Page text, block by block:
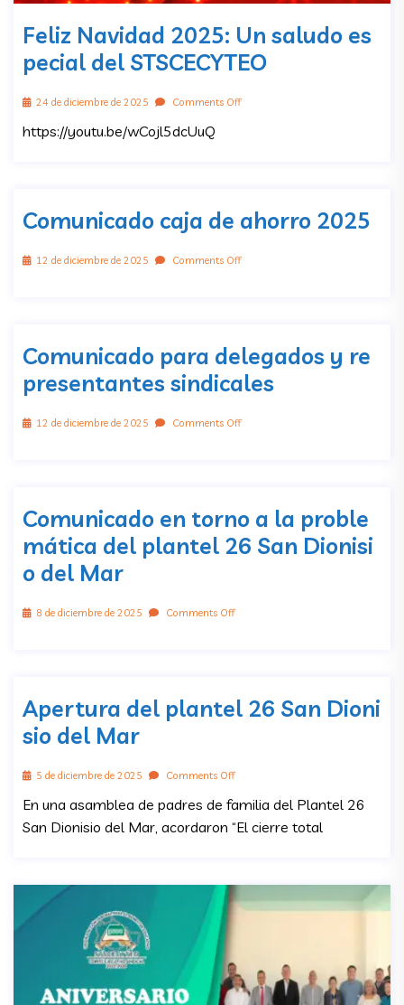
Feliz Navidad 2025: Un saludo es
pecial del STSCECYTEO
24 de diciembre de 2025 Comments Off
https://youtu.be/wCojl5dcUuQ
Comunicado caja de ahorro 2025
12 de diciembre de 2025 Comments Off
Comunicado para delegados y re
presentantes sindicales
12 de diciembre de 2025 Comments Off
Comunicado en torno a la proble
mática del plantel 26 San Dionisi
o del Mar
8 de diciembre de 2025 Comments Off
Apertura del plantel 26 San Dioni
sio del Mar
5 de diciembre de 2025 Comments Off
En una asamblea de padres de familia del Plantel 26
San Dionisio del Mar, acordaron “El cierre total